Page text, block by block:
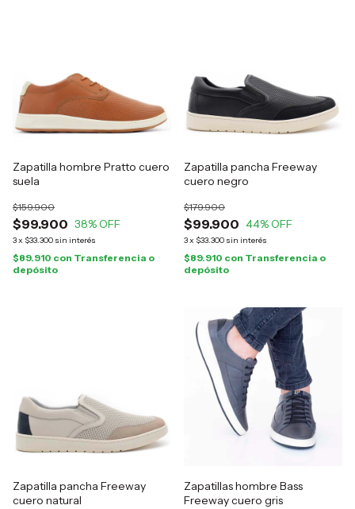
Zapatilla hombre Pratto cuero
suela
$99.900
$159.900
38% OFF
3x $33.300 sin interés
$89.910 con Transferencia o
depósito
Zapatilla pancha Freeway
cuero negro
$99.900
$179.900
44% OFF
3x $33.300 sin interés
$89.910 con Transferencia o
depósito
Zapatilla pancha Freeway
cuero natural
Zapatillas hombre Bass
Freeway cuero gris